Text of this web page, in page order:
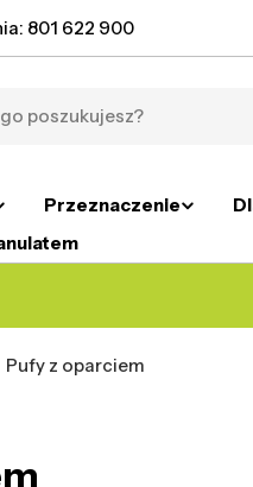
801 622 900
Przeznaczenie
Pufy z oparciem